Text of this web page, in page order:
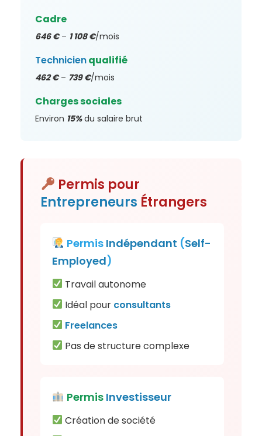
Cadre
646 €– 1 108 €/mois
Technicienqualifié
462 €– 739 €/mois
Charges sociales
Environ 15%du salaire brut
Permis pour
Entrepreneurs Étrangers
Permis Indépendant (Self-
Employed)
Travail autonome
Idéal pour consultants
Freelances
Pas de structure complexe
Permis Investisseur
Création de société